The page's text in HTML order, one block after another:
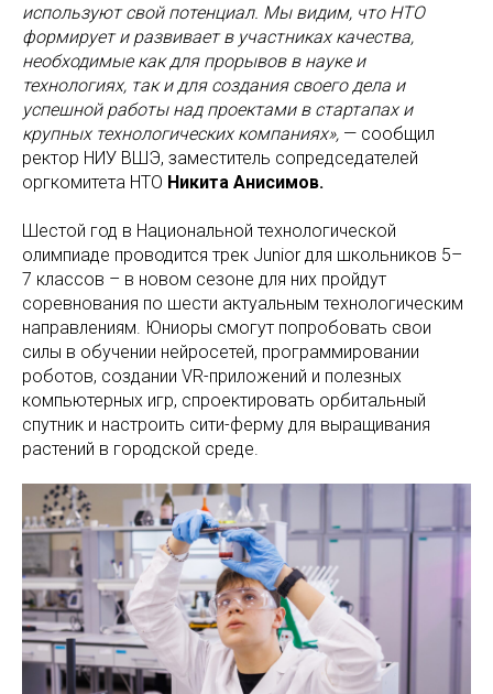
используют свой потенциал. Мы видим, что НТО
формирует и развивает в участниках качества,
необходимые как для прорывов в науке и
технологиях, так и для создания своего дела и
успешной работы над проектами в стартапах и
крупных технологических компаниях», — сообщил
ректор НИУ ВШЭ, заместитель сопредседателей
оргкомитета НТО Никита Анисимов.
Шестой год в Национальной технологической
олимпиаде проводится трек Junior для школьников 5–
7 классов – в новом сезоне для них пройдут
соревнования по шести актуальным технологическим
направлениям. Юниоры смогут попробовать свои
силы в обучении нейросетей, программировании
роботов, создании VR-приложений и полезных
компьютерных игр, спроектировать орбитальный
спутник и настроить сити-ферму для выращивания
растений в городской среде.